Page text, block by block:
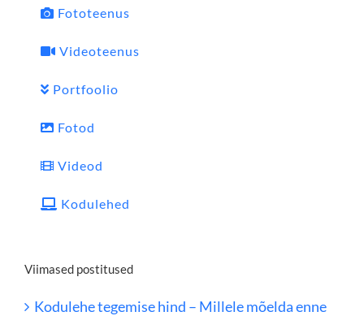
Fototeenus
Videoteenus
Portfoolio
Fotod
Videod
Kodulehed
Viimased postitused
Kodulehe tegemise hind – Millele mõelda enne